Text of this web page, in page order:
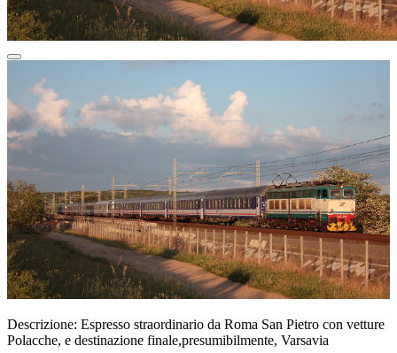
Descrizione: Espresso straordinario da Roma San Pietro con vetture
Polacche, e destinazione finale,presumibilmente, Varsavia